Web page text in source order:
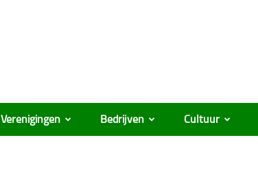
Verenigingen Bedrijven Cultuur